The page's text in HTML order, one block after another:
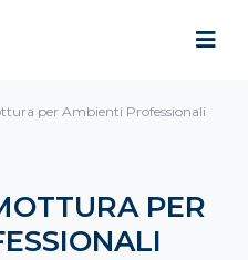
per Ambienti Professionali
PER